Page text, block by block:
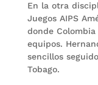
En la otra
Juegos AIPS
donde
equipos.
sencillos
Tobago.